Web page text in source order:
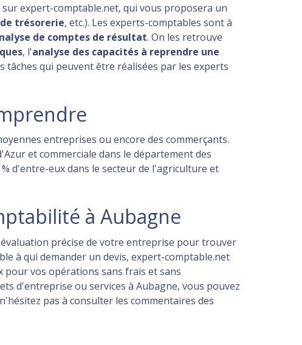
expert-comptable.net, qui vous proposera un
trésorerie, etc.). Les experts-comptables sont à
de comptes de résultat. On les retrouve
, l'analyse des capacités à reprendre une
qui peuvent être réalisées par les experts
entreprises ou encore des commerçants.
et commerciale dans le département des
d'entre-eux dans le secteur de l'agriculture et
à Aubagne
précise de votre entreprise pour trouver
à qui demander un devis, expert-comptable.net
pour vos opérations sans frais et sans
d'entreprise ou services à Aubagne, vous pouvez
pas à consulter les commentaires des